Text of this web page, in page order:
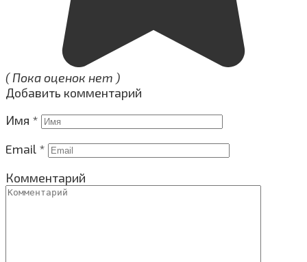
( Пока оценок нет )
Добавить комментарий
Имя *
Email *
Комментарий